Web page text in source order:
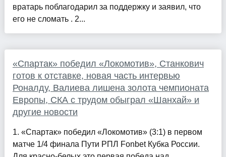
вратарь поблагодарил за поддержку и заявил, что
его не сломать . 2...
«Спартак» победил «Локомотив», Станкович
готов к отставке, новая часть интервью
Роналду, Валиева лишена золота чемпионата
Европы, СКА с трудом обыграл «Шанхай» и
другие новости
1. «Спартак» победил «Локомотив» (3:1) в первом
матче 1/4 финала Пути РПЛ Fonbet Кубка России.